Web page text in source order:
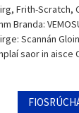
Frith-Scratch,
Branda:
Scannán
saor in aisce